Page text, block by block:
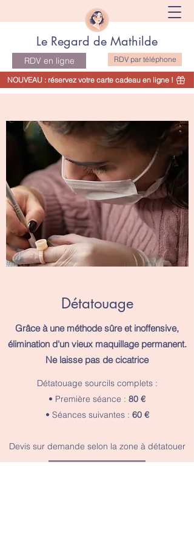
Le Regard de Mathilde
RDV en ligne RDV par téléphone
NOUVEAU : réservez votre carte cadeau en ligne !
Détatouage
Grâce à une méthode sûre et inoffensive,
élimination d'un vieux maquillage permanent.
Ne laisse pas de cicatrice
Détatouage sourcils complets :
• Première séance : 80 €
• Séances suivantes : 60 €
Devis sur demande selon la zone à détatouer